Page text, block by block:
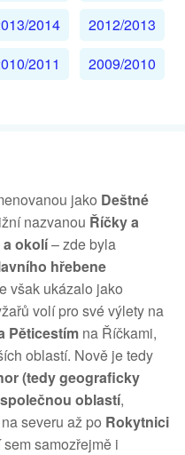
2014
2012/2013
2011 2009/2010
jako Deštné
nazvanou Říčky a
okolí– zde byla
hřebene
však ukázalo jako
volí pro své výlety na
Pěticestím na Říčkami,
oblastí. Nově je tedy
(tedy geograficky
oblastí,
na severu až po Rokytnici
samozřejmě i